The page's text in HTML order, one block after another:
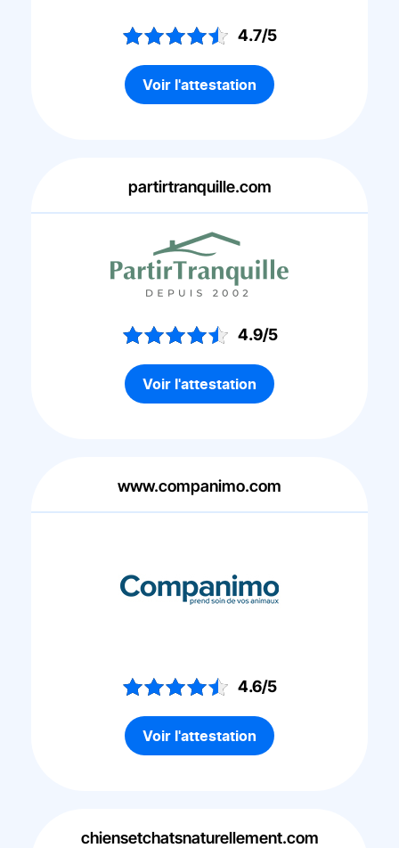
4.7/5
Voir l'attestation
partirtranquille.com
4.9/5
Voir l'attestation
www.companimo.com
4.6/5
Voir l'attestation
chiensetchatsnaturellement.com